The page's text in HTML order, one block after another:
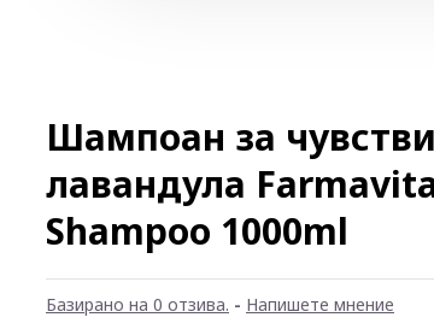
Шампоан за
лавандула
Shampoo 1000ml
Базирано на 0 отзива. - Напишете мнение